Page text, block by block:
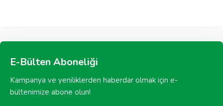
E-Bülten Aboneliği
Kampanya ve yeniliklerden haberdar olmak için e-
bültenimize abone olun!